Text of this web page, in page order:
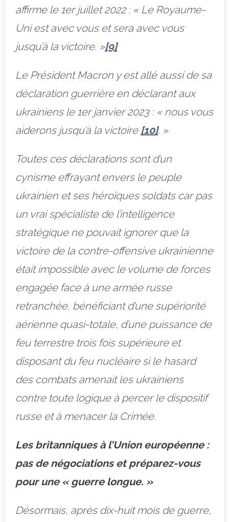
affirme le 1er juillet 2022 : « Le Royaume-
Uni est avec vous et sera avec vous
jusqu’à la victoire. »[9]
Le Président Macron y est allé aussi de sa
déclaration guerrière en déclarant aux
ukrainiens le 1er janvier 2023 : « nous vous
aiderons jusqu’à la victoire [10]. »
Toutes ces déclarations sont d’un
cynisme effrayant envers le peuple
ukrainien et ses héroïques soldats car pas
un vrai spécialiste de l’intelligence
stratégique ne pouvait ignorer que la
victoire de la contre-offensive ukrainienne
était impossible avec le volume de forces
engagée face à une armée russe
retranchée, bénéficiant d’une supériorité
aérienne quasi-totale, d’une puissance de
feu terrestre trois fois supérieure et
disposant du feu nucléaire si le hasard
des combats amenait les ukrainiens
contre toute logique à percer le dispositif
russe et à menacer la Crimée.
Les britanniques à l’Union européenne :
pas de négociations et préparez-vous
pour une « guerre longue. »
Désormais, après dix-huit mois de guerre,